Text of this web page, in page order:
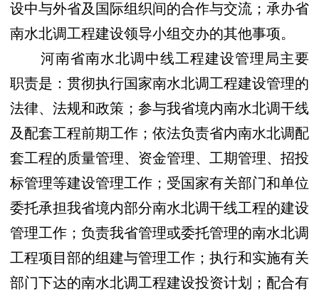
设中与外省及国际组织间的合作与交流；承办省
南水北调工程建设领导小组交办的其他事项。
河南省南水北调中线工程建设管理局主要
职责是： 贯彻执行国家南水北调工程建设管理的
法律、法规和政策；参与我省境内南水北调干线
及配套工程前期工作；依法负责省内南水北调配
套工程的质量管理、资金管理、工期管理、招投
标管理等建设管理工作；受国家有关部门和单位
委托承担我省境内部分南水北调干线工程的建设
管理工作；负责我省管理或委托管理的南水北调
工程项目部的组建与管理工作；执行和实施有关
部门下达的南水北调工程建设投资计划；配合有